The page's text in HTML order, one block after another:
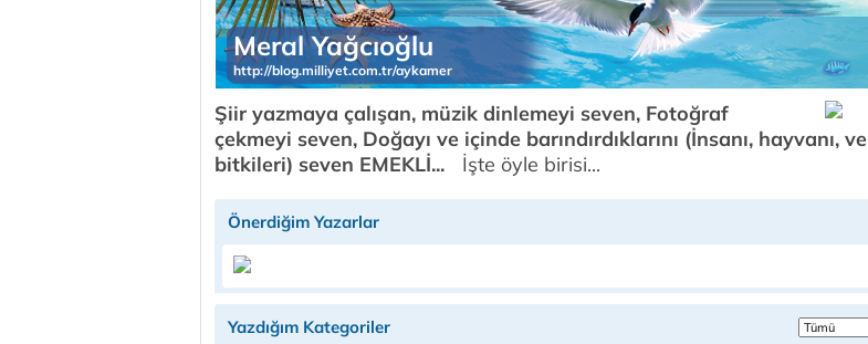
Meral Yağcıoğlu
http://blog.milliyet.com.tr/aykamer
Şiir yazmaya çalışan, müzik dinlemeyi seven, Fotoğraf
çekmeyi seven, Doğayı ve içinde barındırdıklarını (İnsanı, hayvanı, ve
bitkileri) seven EMEKLİ...
İşte öyle birisi...
Önerdiğim Yazarlar
Yazdığım Kategoriler